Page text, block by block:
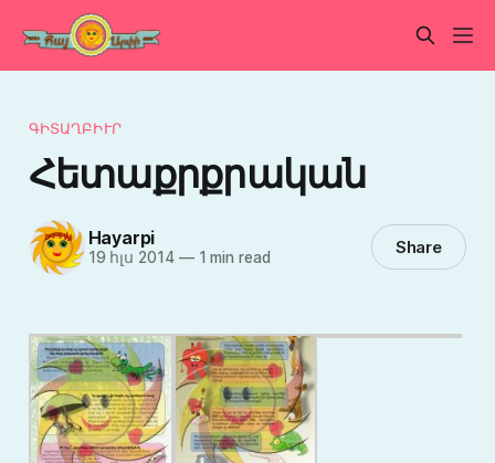
ԳԻՏԱՂԲԻՒՐ
Հետաքրքրական
Hayarpi
19 հլս 2014 —1 min read Share